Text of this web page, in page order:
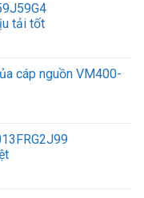
tải tốt
cáp nguồn VM400-